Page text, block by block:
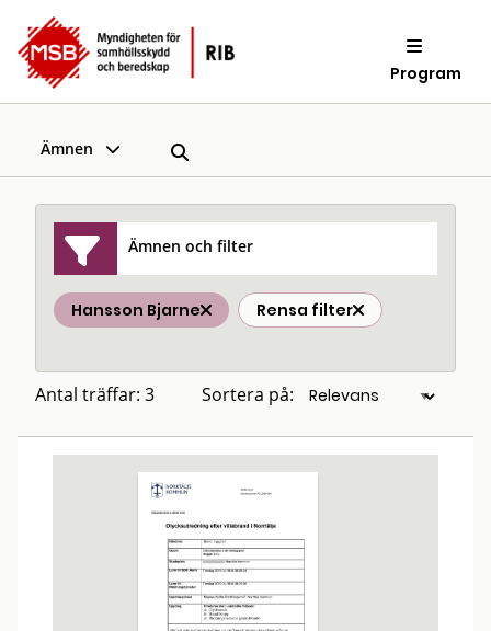
Program
Ämnen
Ämnen och filter
Hansson Bjarne Rensa filter
Antal träffar: 3 Sortera på: